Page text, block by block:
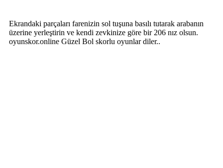
Ekrandaki parçaları farenizin sol tuşuna basılı tutarak arabanın
üzerine yerleştirin ve kendi zevkinize göre bir 206 nız olsun.
oyunskor.online Güzel Bol skorlu oyunlar diler..